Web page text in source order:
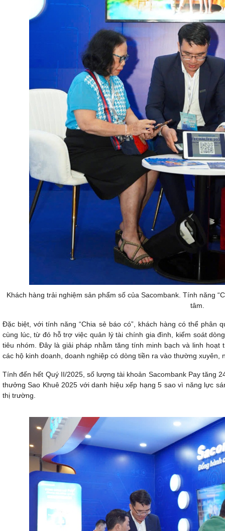
Khách hàng trải nghiệm sản phẩm số của Sacombank. Tính năng
tâm.
Đặc biệt, với tính năng “Chia sẻ báo có”, khách hàng có thể phân
cùng lúc, từ đó hỗ trợ việc quản lý tài chính gia đình, kiểm soát
tiêu nhóm. Đây là giải pháp nhằm tăng tính minh bạch và linh
các hộ kinh doanh, doanh nghiệp có dòng tiền ra vào thường xuyên,
Tính đến hết Quý II/2025, số lượng tài khoản Sacombank Pay tăng
thưởng Sao Khuê 2025 với danh hiệu xếp hạng 5 sao vì năng lực
thị trường.